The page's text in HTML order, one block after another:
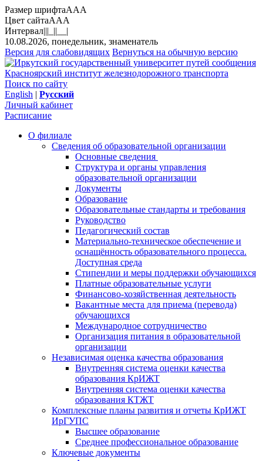
Размер шрифтаAAA
Цвет сайтаAAA
Интервал|||_||__|
10.08.2026, понедельник, знаменатель
Версия для слабовидящих Вернуться на обычную версию
Красноярский институт железнодорожного транспорта
Поиск по сайту
English | Русский
Личный кабинет
Расписание
О филиале
Сведения об образовательной организации
Основные сведения
Структура и органы управления
образовательной организации
Документы
Образование
Образовательные стандарты и требования
Руководство
Педагогический состав
Материально-техническое обеспечение и
оснащённость образовательного процесса.
Доступная среда
Стипендии и меры поддержки обучающихся
Платные образовательные услуги
Финансово-хозяйственная деятельность
Вакантные места для приема (перевода)
обучающихся
Международное сотрудничество
Организация питания в образовательной
организации
Независимая оценка качества образования
Внутренняя система оценки качества
образования КрИЖТ
Внутренняя система оценки качества
образования КТЖТ
Комплексные планы развития и отчеты КрИЖТ
ИрГУПС
Высшее образование
Среднее профессиональное образование
Ключевые документы